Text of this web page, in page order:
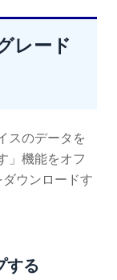
レード
スのデータを
」機能をオフ
ウンロードす
する